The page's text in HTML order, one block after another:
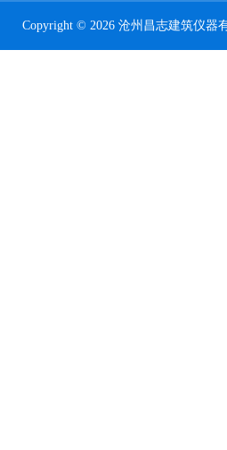
Copyright © 2026 沧州昌志建筑仪器